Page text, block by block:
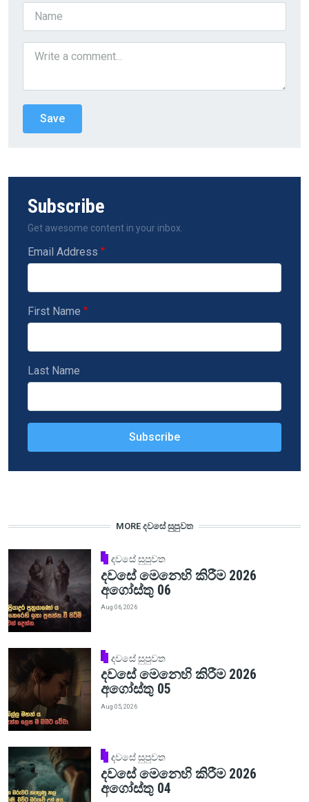
Subscribe
Get awesome content in your inbox.
Email Address
First Name
Last Name
MORE දවසේ සුපුවත
දවසේ සුපුවත
දවසේ මෙනෙහි කිරීම 2026
අගෝස්තු 06
Aug 06, 2026
දවසේ සුපුවත
දවසේ මෙනෙහි කිරීම 2026
අගෝස්තු 05
Aug 05, 2026
දවසේ සුපුවත
දවසේ මෙනෙහි කිරීම 2026
අගෝස්තු 04